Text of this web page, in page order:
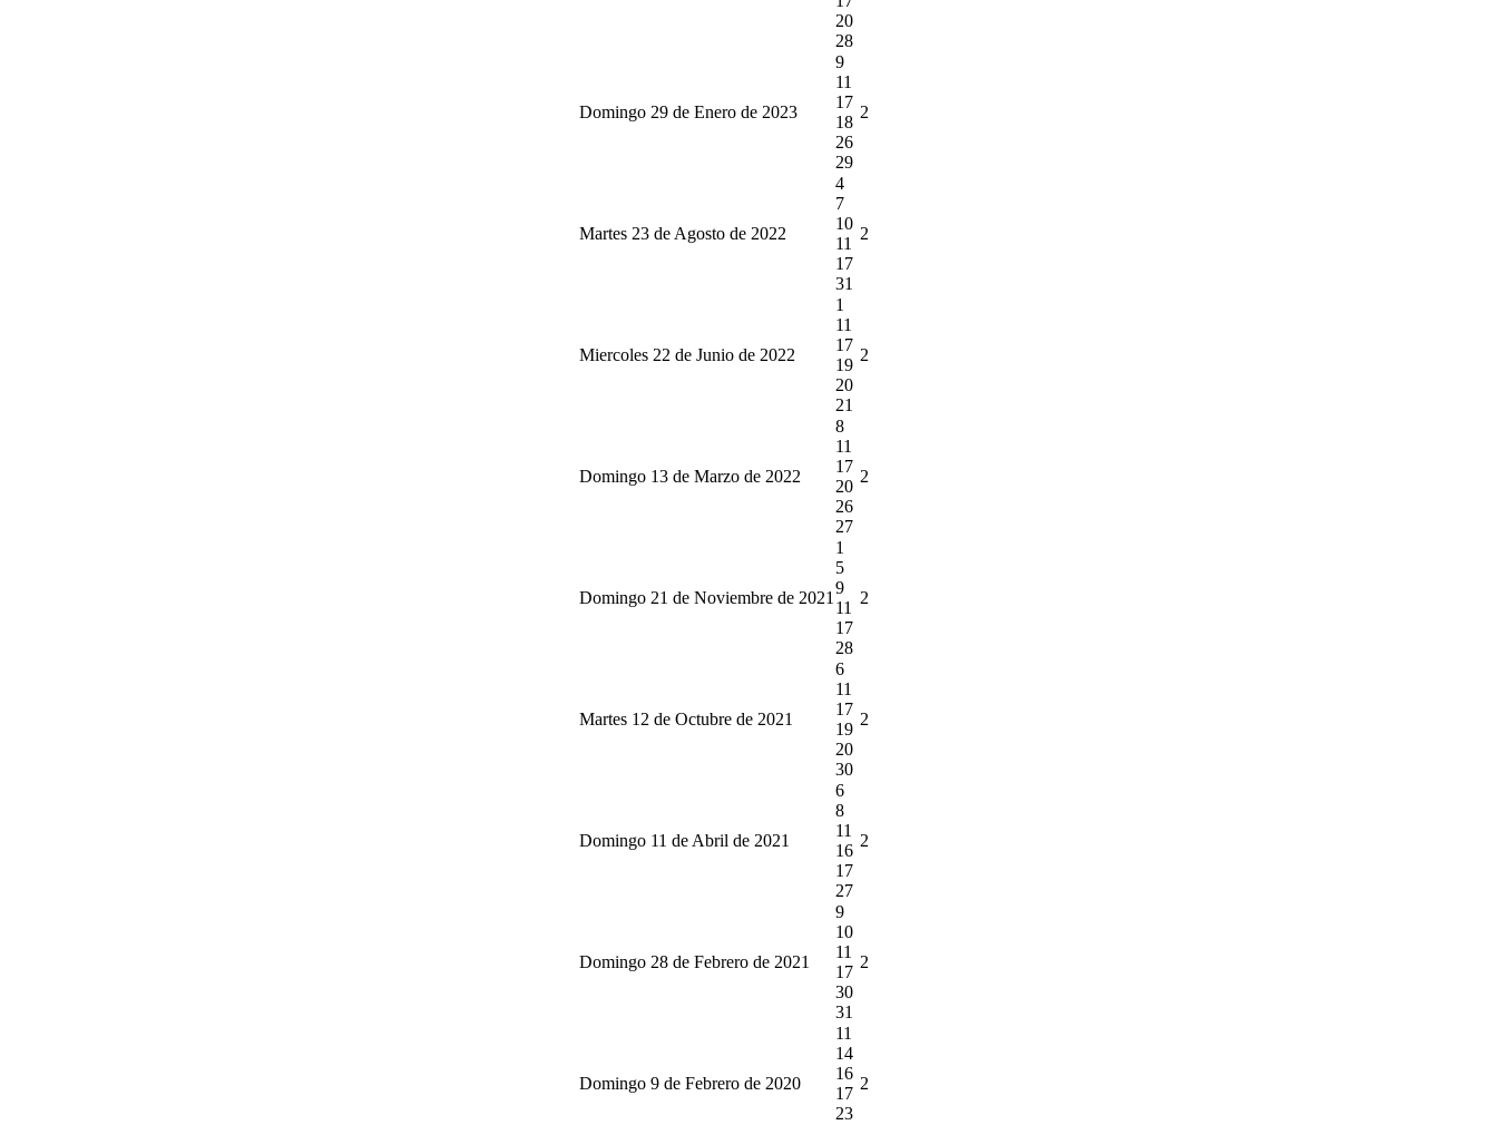
20
28
Domingo 29 de Enero de 2023
9
11
17
18
26
29
2
Martes 23 de Agosto de 2022
4
7
10
11
17
31
2
Miercoles 22 de Junio de 2022
1
11
17
19
20
21
2
Domingo 13 de Marzo de 2022
8
11
17
20
26
27
2
Domingo 21 de Noviembre de 2021
1
5
9
11
17
28
2
Martes 12 de Octubre de 2021
6
11
17
19
20
30
2
Domingo 11 de Abril de 2021
6
8
11
16
17
27
2
Domingo 28 de Febrero de 2021
9
10
11
17
30
31
2
Domingo 9 de Febrero de 2020
11
14
16
17
23
2